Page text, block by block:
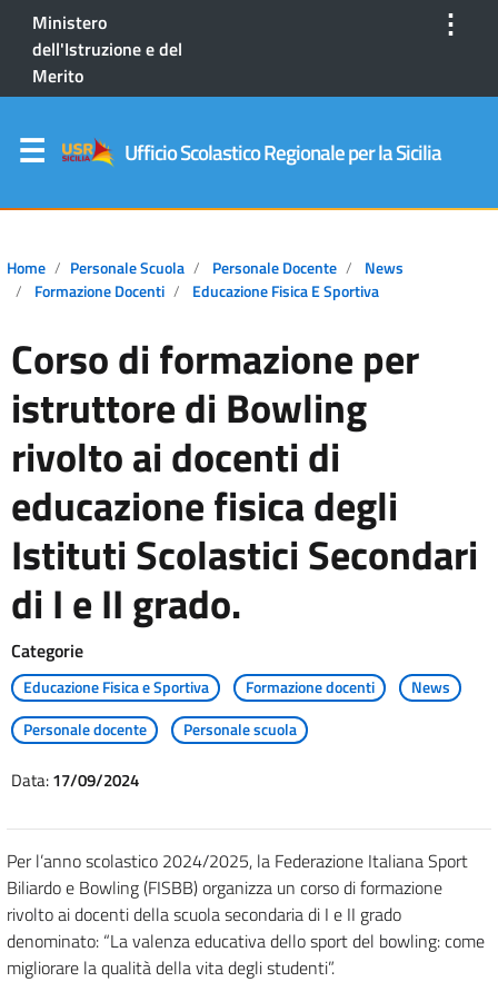
Ministero
dell'Istruzione e del
Merito
⋮
Ufficio Scolastico Regionale per la Sicilia
Home Personale Scuola Personale Docente
News
Formazione Docenti
Educazione Fisica E Sportiva
Corso di formazione per
istruttore di Bowling
rivolto ai docenti di
educazione fisica degli
Istituti Scolastici Secondari
di I e II grado.
Categorie
Educazione Fisica e Sportiva Formazione docenti
News
Personale docente
Personale scuola
Data:17/09/2024
Per l’anno scolastico 2024/2025, la Federazione Italiana Sport
Biliardo e Bowling (FISBB) organizza un corso di formazione
rivolto ai docenti della scuola secondaria di I e II grado
denominato: “La valenza educativa dello sport del bowling: come
migliorare la qualità della vita degli studenti”.